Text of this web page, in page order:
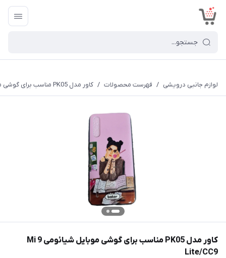
لوازم جانبی درویشی / فهرست محصولات / کاور مدل PK05 مناسب برای گوشی موبایل شیائومی Mi 9 Lite/CC9
کاور مدل PK05 مناسب برای گوشی موبایل شیائومی Mi 9
Lite/CC9